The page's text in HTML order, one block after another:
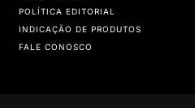
POLÍTICA EDITORIAL
INDICAÇÃO DE PRODUTOS
FALE CONOSCO